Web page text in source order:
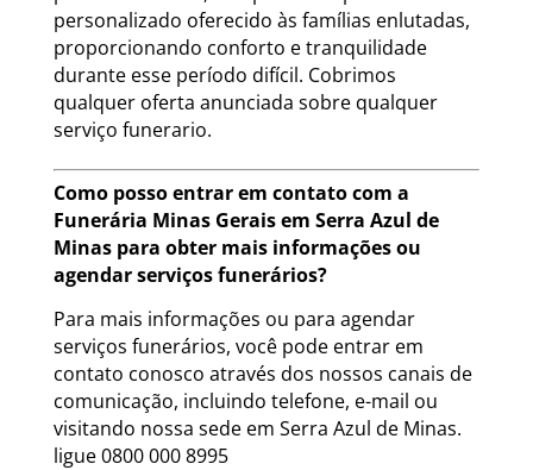
personalizado oferecido às famílias enlutadas,
proporcionando conforto e tranquilidade
durante esse período difícil. Cobrimos
qualquer oferta anunciada sobre qualquer
serviço funerario.
Como posso entrar em contato com a
Funerária Minas Gerais em Serra Azul de
Minas para obter mais informações ou
agendar serviços funerários?
Para mais informações ou para agendar
serviços funerários, você pode entrar em
contato conosco através dos nossos canais de
comunicação, incluindo telefone, e-mail ou
visitando nossa sede em Serra Azul de Minas.
ligue 0800 000 8995